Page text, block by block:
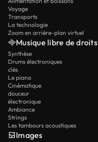
Voyage
Transports
La technologie
Zoom en arrière-plan virtuel
Musique libre de droits
Synthèse
Drums électroniques
clés
Le piano
Cinématique
douceur
électronique
Ambiance
Strings
Les tambours acoustiques
Images